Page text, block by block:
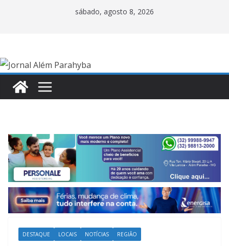
sábado, agosto 8, 2026
DESTAQUE LOCAIS NOTÍCIAS REGIÃO